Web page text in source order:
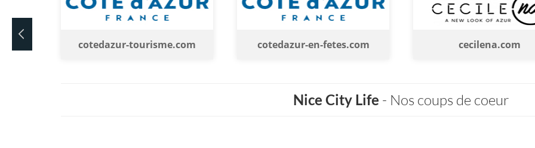
cotedazur-tourisme.com cotedazur-en-fetes.com cecilena.com
Nice City Life - Nos coups de coeur